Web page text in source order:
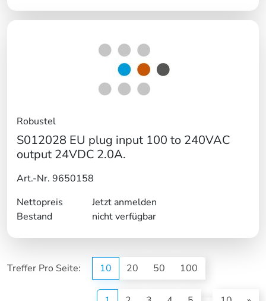
Robustel
S012028 EU plug input 100 to 240VAC
output 24VDC 2.0A.
Art.-Nr. 9650158
Nettopreis
Jetzt anmelden
Bestand
nicht verfügbar
Treffer Pro Seite: 10 20 50 100